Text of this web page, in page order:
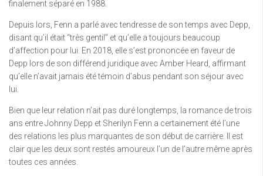
finalement séparé en 1988.
Depuis lors, Fenn a parlé avec tendresse de son temps avec Depp,
disant qu’il était “très gentil” et qu’elle a toujours beaucoup
d’affection pour lui. En 2018, elle s’est prononcée en faveur de
Depp lors de son différend juridique avec Amber Heard, affirmant
qu’elle n’avait jamais été témoin d’abus pendant son séjour avec
lui.
Bien que leur relation n’ait pas duré longtemps, la romance de trois
ans entre Johnny Depp et Sherilyn Fenn a certainement été l’une
des relations les plus marquantes de son début de carrière. Il est
clair que les deux sont restés amoureux l’un de l’autre même après
toutes ces années.